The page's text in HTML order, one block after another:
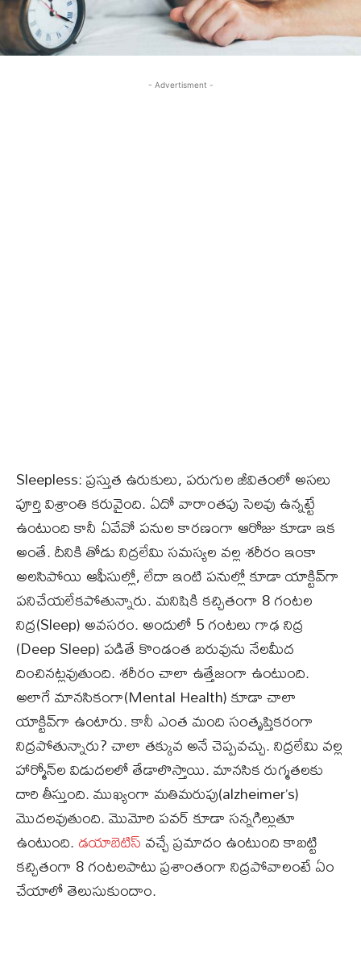
- Advertisment -
Sleepless: ప్రస్తుత ఉరుకులు, పరుగుల జీవితంలో అసలు
పూర్తి విశ్రాంతి కరువైంది. ఏదో వారాంతపు సెలవు ఉన్నట్టే
ఉంటుంది కానీ ఏవేవో పనుల కారణంగా ఆరోజు కూడా ఇక
అంతే. దీనికి తోడు నిద్రలేమి సమస్యల వల్ల శరీరం ఇంకా
అలసిపోయి ఆఫీసుల్లో, లేదా ఇంటి పనుల్లో కూడా యాక్టివ్‌గా
పనిచేయలేకపోతున్నారు. మనిషికి కచ్చితంగా 8 గంటల
నిద్ర(Sleep) అవసరం. అందులో 5 గంటలు గాఢ నిద్ర
(Deep Sleep) పడితే కొండంత బరువును నేలమీద
దించినట్లవుతుంది. శరీరం చాలా ఉత్తేజంగా ఉంటుంది.
అలాగే మానసికంగా(Mental Health) కూడా చాలా
యాక్టివ్‌గా ఉంటారు. కానీ ఎంత మంది సంతృప్తికరంగా
నిద్రపోతున్నారు? చాలా తక్కువ అనే చెప్పవచ్చు. నిద్రలేమి వల్ల
హార్మోన్‌ల విడుదలలో తేడాలొస్తాయి. మానసిక రుగ్మతలకు
దారి తీస్తుంది. ముఖ్యంగా మతిమరుపు(alzheimer’s)
మొదలవుతుంది. మొమోరి పవర్‌ కూడా సన్నగిల్లుతూ
ఉంటుంది.డయాబెటిస్‌వచ్చే ప్రమాదం ఉంటుంది కాబట్టి
కచ్చితంగా 8 గంటలపాటు ప్రశాంతంగా నిద్రపోవాలంటే ఏం
చేయాలో తెలుసుకుందాం.